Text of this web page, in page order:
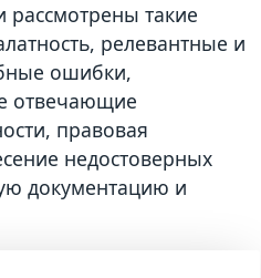
рассмотрены такие
релевантные и
ошибки,
отвечающие
правовая
недостоверных
документацию и